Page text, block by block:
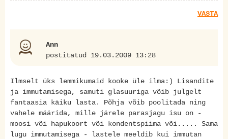
VASTA
Ann
postitatud 19.03.2009 13:28
Ilmselt üks lemmikumaid kooke üle ilma:) Lisandite
ja immutamisega, samuti glasuuriga võib julgelt
fantaasia käiku lasta. Põhja võib poolitada ning
vahele määrida, mille järele parasjagu isu on -
moosi või hapukoort või kondentspiima või..... Sama
lugu immutamisega - lastele meeldib kui immutan